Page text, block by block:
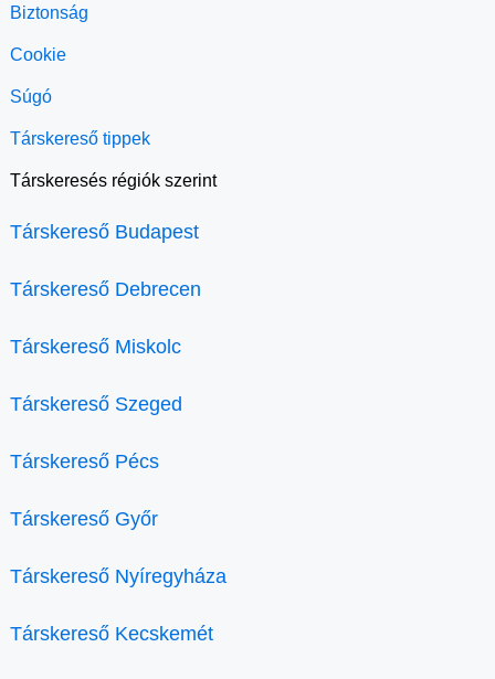
Biztonság
Cookie
Súgó
Társkereső tippek
Társkeresés régiók szerint
Társkereső Budapest
Társkereső Debrecen
Társkereső Miskolc
Társkereső Szeged
Társkereső Pécs
Társkereső Győr
Társkereső Nyíregyháza
Társkereső Kecskemét